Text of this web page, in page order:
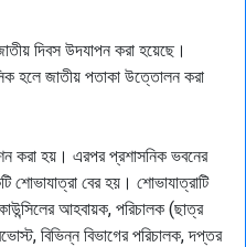
দিবস উদযাপন করা হয়েছে।
হলে জাতীয় পতাকা উত্তোলন করা
করা হয়। এরপর প্রশাসনিক ভবনের
শোভাযাত্রা বের হয়। শোভাযাত্রাটি
আহবায়ক, পরিচালক(ছাত্র
, বিভিন্ন বিভাগের পরিচালক,দপ্তর